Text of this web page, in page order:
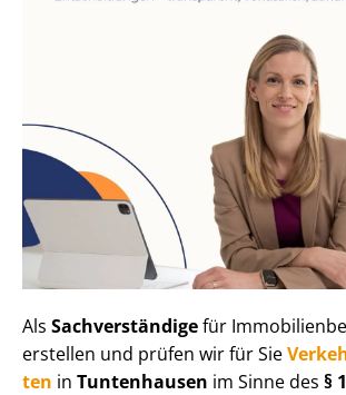
Als Sachverständigefür
erstellen und prüfen wir für Sie
ten in Tuntenhausen im Sinne des §